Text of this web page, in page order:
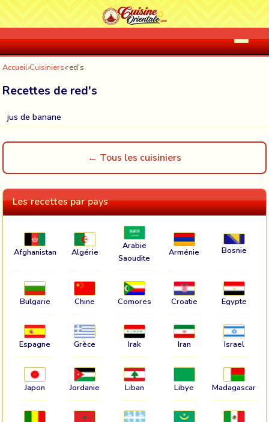
Accueil›Cuisiniers›red's
Recettes de red's
jus de banane
← Tous les cuisiniers
Les recettes par pays
Afghanistan Algérie
Arabie
Saoudite
Arménie Bosnie
Bulgarie Chine Comores Croatie Egypte
Espagne Grèce Irak Iran Israel
Japon Jordanie Liban Libye Madagascar